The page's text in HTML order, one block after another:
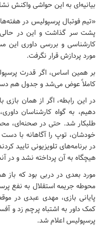
بیانیه‌ای به این حواشی واکنش
«تیم فوتبال پرسپولیس در
پشت سر گذاشت و این در حالی
کارشناسی و بررسی داوری این
مورد پردازش قرار نگرفت.
بر همین اساس، اگر قدرت
کاملاً عوض می‌شد و جدول هم
در این رابطه، اگر از همان بازی
دهیم، به گواه کارشناسان
طلبکار شد. حتی در صحنه‌ای،
خودشان، توپ را آگاهانه با
در برنامه‌های تلویزیونی تایید
هیچگاه به آن پرداخته نشد و در
مورد بعدی در دربی بود که باز
محوطه جریمه استقلال به نفع
پایانی بازی، مهدی عبدی در
کمک داور به اشتباه پرچم زد و
پرسپولیس اعلام شد.